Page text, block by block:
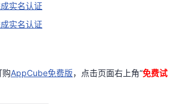
实名认证
实名认证
购AppCube免费版，点击页面右上角“免费试